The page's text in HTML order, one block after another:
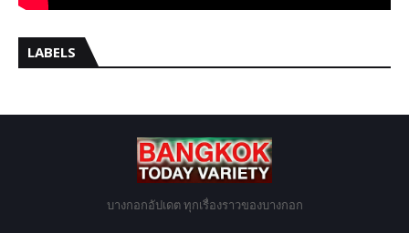
LABELS
บางกอกอัปเดต ทุกเรื่องราวของบางกอก